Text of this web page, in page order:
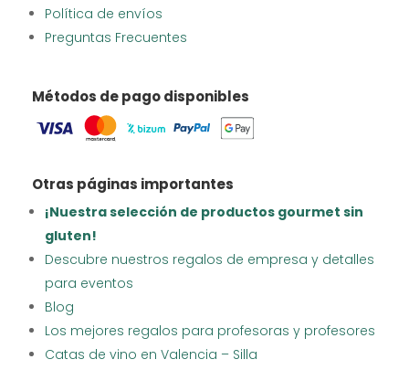
Política de envíos
Preguntas Frecuentes
Métodos de pago disponibles
Otras páginas importantes
¡Nuestra selección de productos gourmet sin
gluten!
Descubre nuestros regalos de empresa y detalles
para eventos
Blog
Los mejores regalos para profesoras y profesores
Catas de vino en Valencia – Silla